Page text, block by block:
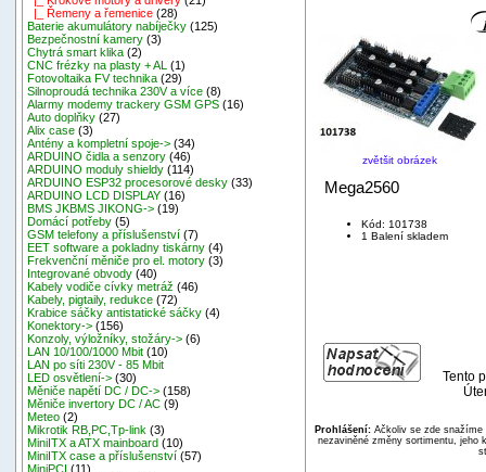
|_ Řemeny a řemenice (28)
Baterie akumulátory nabíječky (125)
Bezpečnostní kamery (3)
Chytrá smart klika (2)
CNC frézky na plasty + AL
(1)
Fotovoltaika FV technika (29)
Silnoproudá technika 230V a více (8)
Alarmy modemy trackery GSM GPS (16)
Auto doplňky (27)
Alix case (3)
Antény a kompletní spoje-> (34)
ARDUINO čidla a senzory (46)
ARDUINO moduly shieldy (114)
ARDUINO ESP32 procesorové desky (33)
ARDUINO LCD DISPLAY (16)
BMS JKBMS JIKONG-> (19)
Domácí potřeby (5)
GSM telefony a příslušenství (7)
EET software a pokladny tiskárny (4)
Frekvenční měniče pro el. motory (3)
Integrované obvody (40)
Kabely vodiče cívky metráž (46)
Kabely, pigtaily, redukce (72)
Krabice sáčky antistatické sáčky (4)
Konektory-> (156)
Konzoly, výložníky, stožáry-> (6)
LAN 10/100/1000 Mbit (10)
LAN po síti 230V - 85 Mbit
LED osvětlení-> (30)
Měniče napětí DC / DC-> (158)
Měniče invertory DC / AC (9)
Meteo (2)
Mikrotik RB,PC,Tp-link (3)
MiniITX a ATX mainboard (10)
MiniITX case a příslušenství (57)
MiniPCI (11)
zvětšit obrázek
Mega2560
Kód: 101738
1 Balení skladem
Tento
Prohlášení:Ačkoliv se zde snažíme
nezaviněné změny sortimentu, jeho